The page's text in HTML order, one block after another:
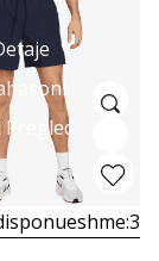
Pregled
3